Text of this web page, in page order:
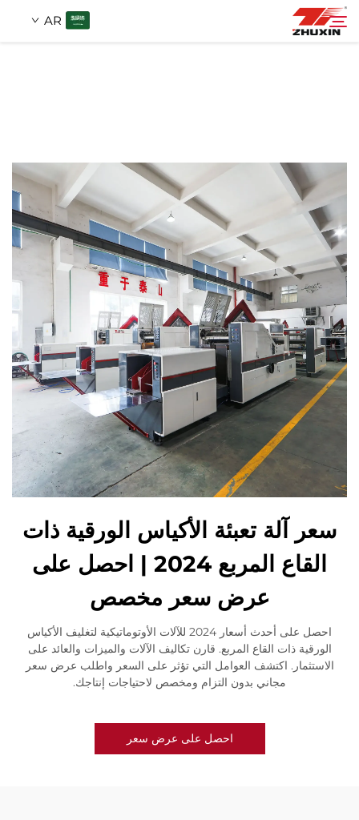
AR
شركة
أخبار
اتصل
الأسئلة الشائعة
سعر آلة تعبئة الأكياس الورقية ذات
القاع المربع 2024 | احصل على
عرض سعر مخصص
احصل على أحدث أسعار 2024 للآلات الأوتوماتيكية لتغليف الأكياس
الورقية ذات القاع المربع. قارن تكاليف الآلات والميزات والعائد على
الاستثمار. اكتشف العوامل التي تؤثر على السعر واطلب عرض سعر
مجاني بدون التزام ومخصص لاحتياجات إنتاجك.
احصل على عرض سعر